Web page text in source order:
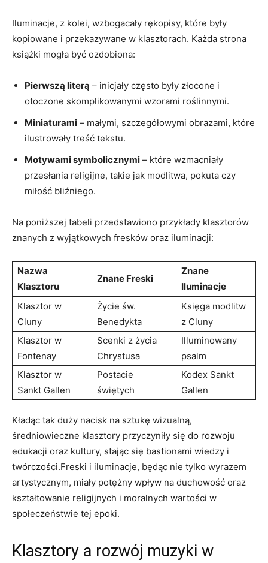
Iluminacje, z kolei, wzbogacały rękopisy, które były
kopiowane i przekazywane w klasztorach. Każda strona
książki mogła być ozdobiona:
Pierwszą literą – inicjały często były złocone i
otoczone skomplikowanymi wzorami roślinnymi.
Miniaturami – małymi, szczegółowymi obrazami, które
ilustrowały treść tekstu.
Motywami symbolicznymi – które wzmacniały
przesłania religijne, takie jak modlitwa, pokuta czy
miłość bliźniego.
Na poniższej tabeli przedstawiono przykłady klasztorów
znanych z wyjątkowych fresków oraz iluminacji:
Nazwa
Klasztoru
Znane Freski
Znane
Iluminacje
Klasztor w
Cluny
Życie św.
Benedykta
Księga modlitw
z Cluny
Klasztor w
Fontenay
Scenki z życia
Chrystusa
Illuminowany
psalm
Klasztor w
Sankt Gallen
Postacie
świętych
Kodex Sankt
Gallen
Kładąc tak duży nacisk na sztukę wizualną,
średniowieczne klasztory przyczyniły się do rozwoju
edukacji oraz kultury, stając się bastionami wiedzy i
twórczości.Freski i iluminacje, będąc nie tylko wyrazem
artystycznym, miały potężny wpływ na duchowość oraz
kształtowanie religijnych i moralnych wartości w
społeczeństwie tej epoki.
Klasztory a rozwój muzyki w